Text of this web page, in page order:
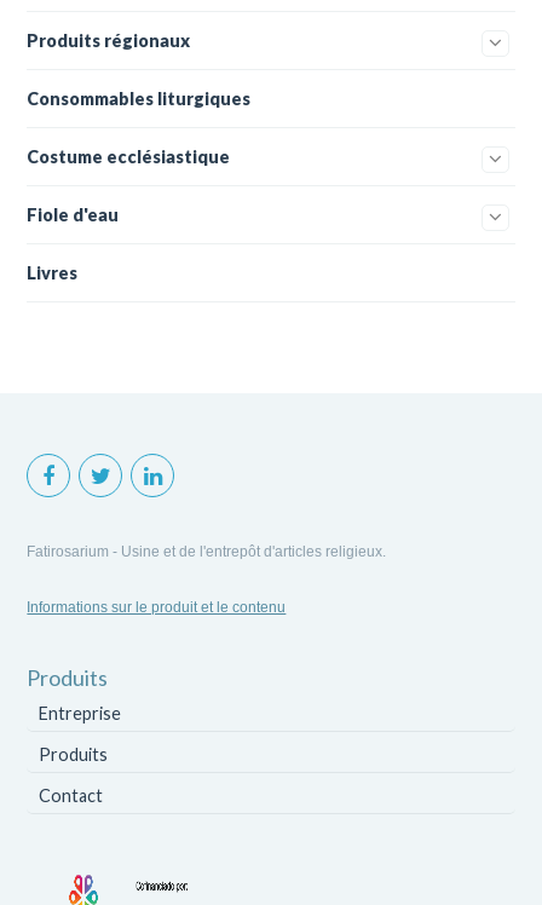
Produits régionaux
Consommables liturgiques
Costume ecclésiastique
Fiole d'eau
Livres
Fatirosarium - Usine et de l'entrepôt d'articles religieux.
Informations sur le produit et le contenu
Produits
Entreprise
Produits
Contact